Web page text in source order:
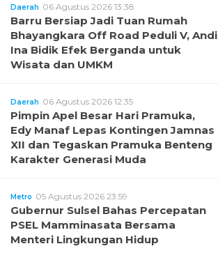
Daerah 06 Agustus 2026 13:38
Barru Bersiap Jadi Tuan Rumah
Bhayangkara Off Road Peduli V, Andi
Ina Bidik Efek Berganda untuk
Wisata dan UMKM
Daerah 06 Agustus 2026 12:35
Pimpin Apel Besar Hari Pramuka,
Edy Manaf Lepas Kontingen Jamnas
XII dan Tegaskan Pramuka Benteng
Karakter Generasi Muda
Metro 05 Agustus 2026 23:59
Gubernur Sulsel Bahas Percepatan
PSEL Mamminasata Bersama
Menteri Lingkungan Hidup